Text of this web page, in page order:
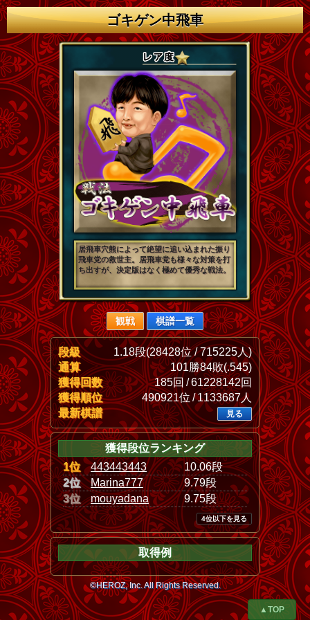
ゴキゲン中飛車
居飛車穴熊によって絶望に追い込まれた振り
飛車党の救世主。居飛車党も様々な対策を打
ち出すが、決定版はなく極めて優秀な戦法。
観戦 棋譜一覧
段級
1.18段(28428位 / 715225人)
通算
101勝84敗(.545)
獲得回数
185回 / 61228142回
獲得順位
490921位 / 1133687人
最新棋譜
見る
獲得段位ランキング
1位
443443443
10.06段
2位
Marina777
9.79段
3位
mouyadana 9.75段
4位以下を見る
取得例
©HEROZ, Inc. All Rights Reserved.
▲TOP